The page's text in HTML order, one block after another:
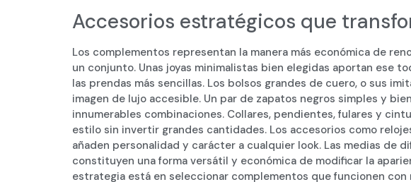
Accesorios estratégicos que
Los complementos representan la manera más económica de
un conjunto. Unas joyas minimalistas bien elegidas aportan ese
las prendas más sencillas. Los bolsos grandes de cuero, o sus
imagen de lujo accesible. Un par de zapatos negros simples y
innumerables combinaciones. Collares, pendientes, fulares y
estilo sin invertir grandes cantidades. Los accesorios como
añaden personalidad y carácter a cualquier look. Las medias de
constituyen una forma versátil y económica de modificar la
estrategia está en seleccionar complementos que funcionen con